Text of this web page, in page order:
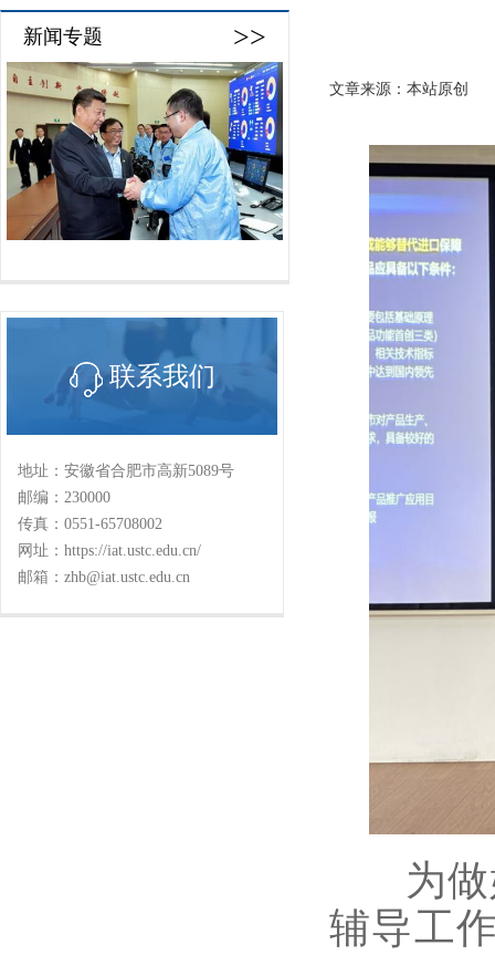
新闻专题 >>
联系我们
地址：安徽省合肥市高新5089号
邮编：230000
传真：0551-65708002
网址：https://iat.ustc.edu.cn/
邮箱：zhb@iat.ustc.edu.cn
文章来源：本站原创
为做好
辅导工